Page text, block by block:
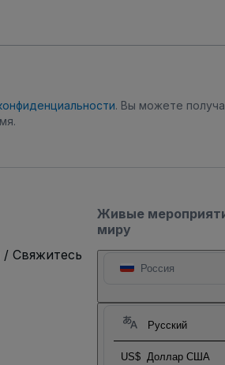
. Вы можете
Живые
миру
Россия
Русский
US$ Доллар США
Свяжитесь